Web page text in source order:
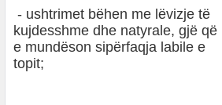
- ushtrimet bëhen me lëvizje të
kujdesshme dhe natyrale, gjë që
e mundëson sipërfaqja labile e
topit;